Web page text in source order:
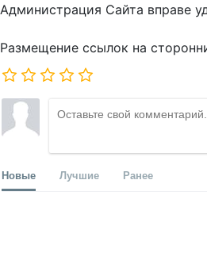
Администрация Сайта вправе
Размещение ссылок на
Новые Лучшие Ранее